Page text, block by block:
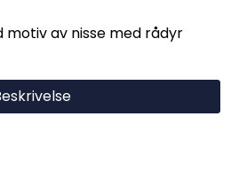
motiv av nisse med rådyr